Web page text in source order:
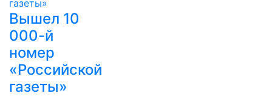
Вышел 10
000-й
номер
«Российской
газеты»